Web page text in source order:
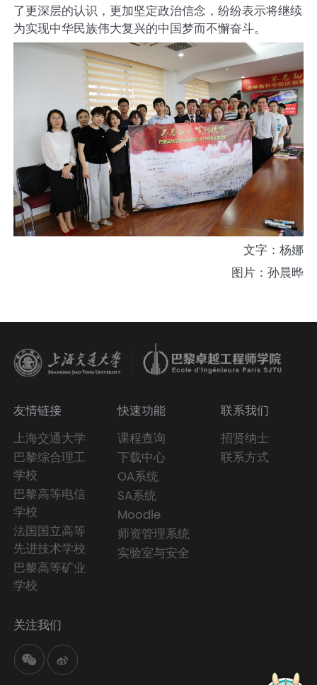
了更深层的认识，更加坚定政治信念，纷纷表示将继续
为实现中华民族伟大复兴的中国梦而不懈奋斗。
文字：杨娜
图片：孙晨晔
友情链接
上海交通大学
巴黎综合理工
学校
巴黎高等电信
学校
法国国立高等
先进技术学校
巴黎高等矿业
学校
快速功能
课程查询
下载中心
OA系统
SA系统
Moodle
师资管理系统
实验室与安全
联系我们
招贤纳士
联系方式
关注我们